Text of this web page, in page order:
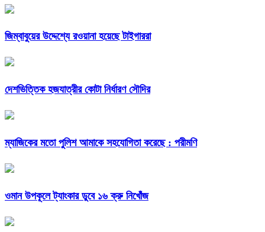
জিম্বাবুয়ের উদ্দেশ্যে রওয়ানা হয়েছে টাইগাররা
দেশভিত্তিক হজযাত্রীর কোটা নির্ধারণ সৌদির
ম্যাজিকের মতো পুলিশ আমাকে সহযোগিতা করেছে : পরীমণি
ওমান উপকূলে ট্যাংকার ডুবে ১৬ ক্রু নিখোঁজ